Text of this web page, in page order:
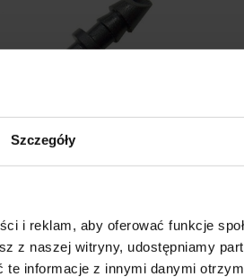
Szczegóły
i reklam, aby oferować funkcje
z naszej witryny, udostępniamy
informacje z innymi danymi
223 oceny
zł
- + 1,50 zł
-